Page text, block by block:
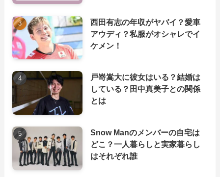
西田有志の年収がヤバイ？愛車
アウディ？私服がオシャレでイ
ケメン！
戸嵜嵩大に彼女はいる？結婚は
している？田中真美子との関係
とは
Snow Manのメンバーの自宅は
どこ？一人暮らしと実家暮らし
はそれぞれ誰